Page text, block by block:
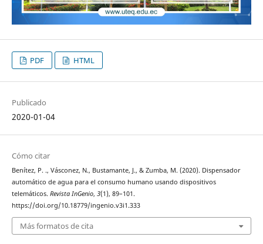
PDF HTML
Publicado
2020-01-04
Cómo citar
Benítez, P. ., Vásconez, N., Bustamante, J., & Zumba, M. (2020). Dispensador
automático de agua para el consumo humano usando dispositivos
telemáticos. Revista InGenio, 3(1), 89–101.
https://doi.org/10.18779/ingenio.v3i1.333
Más formatos de cita